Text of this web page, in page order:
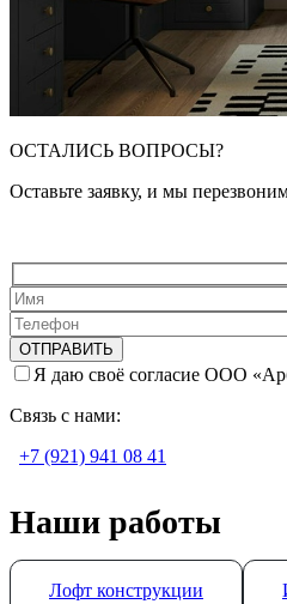
ОСТАЛИСЬ ВОПРОСЫ?
Оставьте заявку, и мы
Я даю своё согласие ООО
Связь с нами:
+7 (921) 941 08 41
Наши работы
Лофт конструкции